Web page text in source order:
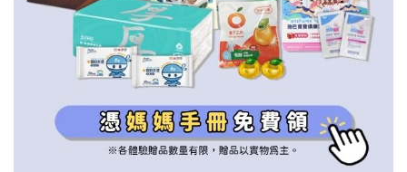
信誼基金會
2022信誼年度報告
2023信誼年度報告
附設幼兒園
小袋鼠幼師網